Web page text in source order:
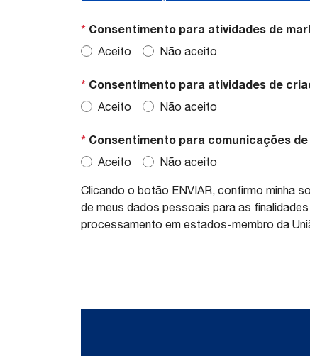
* Consentimento para atividades de
Aceito Não aceito
* Consentimento para atividades de
Aceito Não aceito
* Consentimento para comunicações
Aceito Não aceito
Clicando o botão ENVIAR, confirmo minha
de meus dados pessoais para as
processamento em estados-membro da